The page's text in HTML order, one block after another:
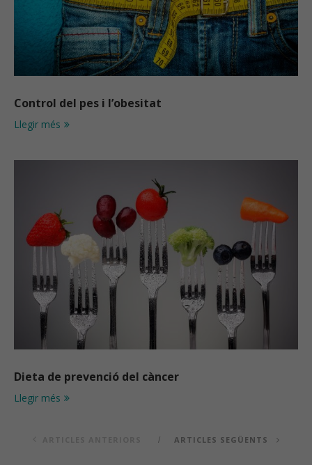
Control del pes i l’obesitat
Llegir més
Dieta de prevenció del càncer
Llegir més
ARTICLES SEGÜENTS